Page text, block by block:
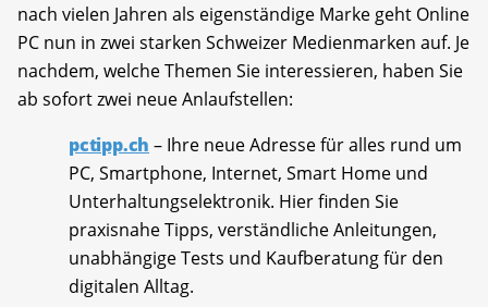
nach vielen Jahren als eigenständige Marke geht Online
PC nun in zwei starken Schweizer Medienmarken auf. Je
nachdem, welche Themen Sie interessieren, haben Sie
ab sofort zwei neue Anlaufstellen:
pctipp.ch – Ihre neue Adresse für alles rund um
PC, Smartphone, Internet, Smart Home und
Unterhaltungselektronik. Hier finden Sie
praxisnahe Tipps, verständliche Anleitungen,
unabhängige Tests und Kaufberatung für den
digitalen Alltag.